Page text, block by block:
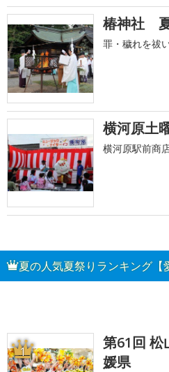
椿神社
罪・穢れを祓
横河原土
横河原駅前商
夏の人気夏祭りランキング【
1
第61回 松
媛県